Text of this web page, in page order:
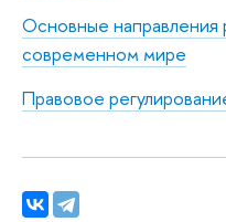
Основные направления
современном мире
Правовое